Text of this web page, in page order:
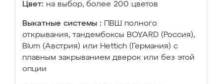
Цвет: на выбор, более 200 цветов
Выкатные системы :
ПВШ полного
открывания, тандембоксы BOYARD (Россия),
Blum (Австрия) или Hettich (Германия) с
плавным закрыванием дверок или без этой
опции